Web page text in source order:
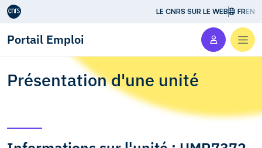
Aller au contenu LE CNRS SUR LE WEB FREN
Portail Emploi
Présentation d'une unité